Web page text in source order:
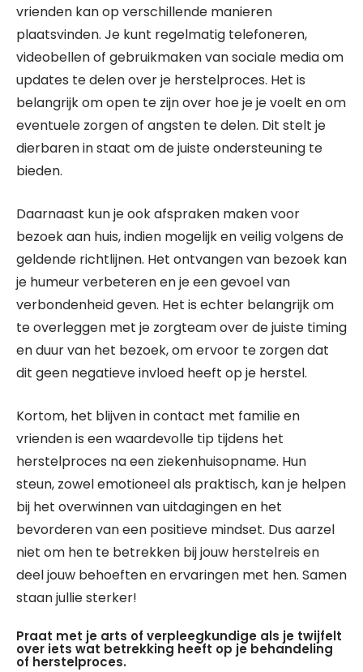
vrienden kan op verschillende manieren
plaatsvinden. Je kunt regelmatig telefoneren,
videobellen of gebruikmaken van sociale media om
updates te delen over je herstelproces. Het is
belangrijk om open te zijn over hoe je je voelt en om
eventuele zorgen of angsten te delen. Dit stelt je
dierbaren in staat om de juiste ondersteuning te
bieden.
Daarnaast kun je ook afspraken maken voor
bezoek aan huis, indien mogelijk en veilig volgens de
geldende richtlijnen. Het ontvangen van bezoek kan
je humeur verbeteren en je een gevoel van
verbondenheid geven. Het is echter belangrijk om
te overleggen met je zorgteam over de juiste timing
en duur van het bezoek, om ervoor te zorgen dat
dit geen negatieve invloed heeft op je herstel.
Kortom, het blijven in contact met familie en
vrienden is een waardevolle tip tijdens het
herstelproces na een ziekenhuisopname. Hun
steun, zowel emotioneel als praktisch, kan je helpen
bij het overwinnen van uitdagingen en het
bevorderen van een positieve mindset. Dus aarzel
niet om hen te betrekken bij jouw herstelreis en
deel jouw behoeften en ervaringen met hen. Samen
staan jullie sterker!
Praat met je arts of verpleegkundige als je twijfelt
over iets wat betrekking heeft op je behandeling
of herstelproces.